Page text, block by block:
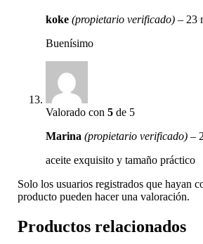
koke(propietario verificado) – 23
Buenísimo
Valorado con5 de 5
Marina(propietario verificado) –
aceite exquisito y tamaño práctico
Solo los usuarios registrados que hayan
producto pueden hacer una valoración.
Productos relacionados